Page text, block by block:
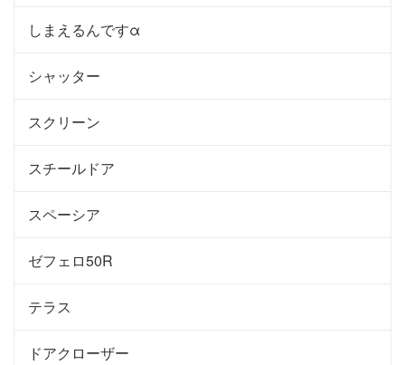
しまえるんですα
シャッター
スクリーン
スチールドア
スペーシア
ゼフェロ50R
テラス
ドアクローザー